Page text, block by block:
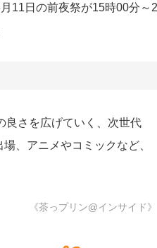
11日の前夜祭が15時00分～
良さを広げていく、次世代
、アニメやコミックなど、
《茶っプリン@インサイド》